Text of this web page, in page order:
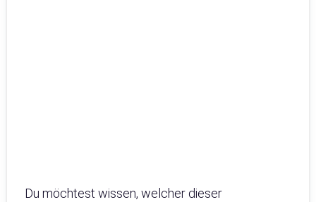
Du möchtest wissen, welcher dieser